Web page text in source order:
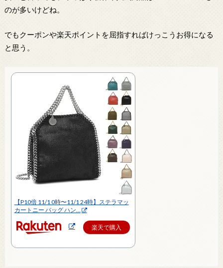
のが多いけどね。
でもクーポンや楽天ポイントを屈指すればけっこうお得になる
と思う。
【P10倍 11/1 0時〜11/1 24時】ステラマッ
カートニー バッグ ハン…
楽天で購入